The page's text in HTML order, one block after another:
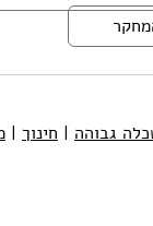
גבוהה | חינוך |